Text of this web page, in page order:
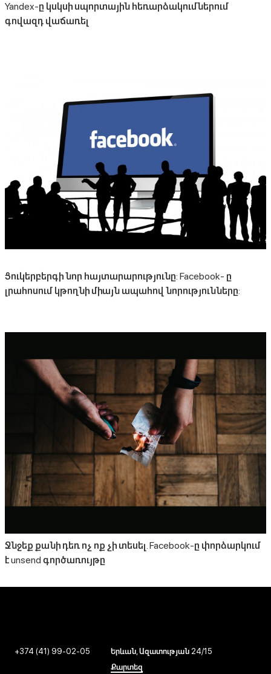
Yandex-ը կսկսի սպորտային հեռարձակումներում
գովազդ վաճառել
Ցուկերբերգի նոր հայտարարությունը: Facebook- ը
լրահոսում կթողնի միայն ապահով նորությունները:
Ջնջեք քանի դեռ ոչ ոք չի տեսել. Facebook-ը փորձարկում
է unsend գործառույթը
+374 (41) 99-02-05
Երևան, Ազատության 24/15
Քարտեզ